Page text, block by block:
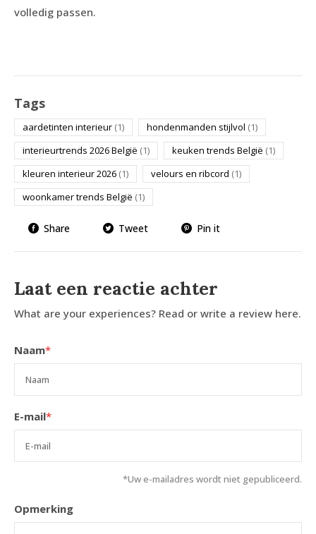
volledig passen.
Tags
aardetinten interieur (1) hondenmanden stijlvol (1)
interieurtrends 2026 België (1) keuken trends België (1)
kleuren interieur 2026 (1) velours en ribcord (1)
woonkamer trends België (1)
Share Tweet Pin it
Laat een reactie achter
What are your experiences? Read or write a review here.
Naam*
E-mail*
*Uw e-mailadres wordt niet gepubliceerd.
Opmerking